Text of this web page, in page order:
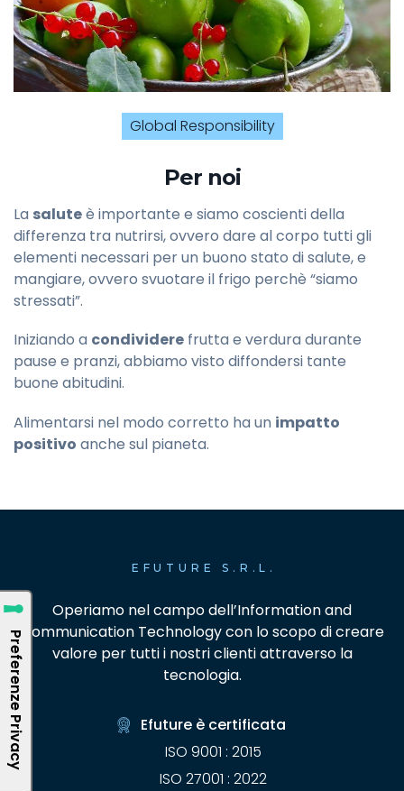
Global Responsibility
Per noi
La saluteè importante e siamo coscienti della
differenza tra nutrirsi, ovvero dare al corpo tutti gli
elementi necessari per un buono stato di salute, e
mangiare, ovvero svuotare il frigo perchè “siamo
stressati”.
Iniziando a condividere frutta e verdura durante
pause e pranzi, abbiamo visto diffondersi tante
buone abitudini.
Alimentarsi nel modo corretto ha un impatto
positivo anche sul pianeta.
EFUTURE S.R.L.
Operiamo nel campo dell’Information and
Communication Technology con lo scopo di creare
valore per tutti i nostri clienti attraverso la
tecnologia.
Efuture è certificata
ISO 9001 : 2015
ISO 27001 : 2022